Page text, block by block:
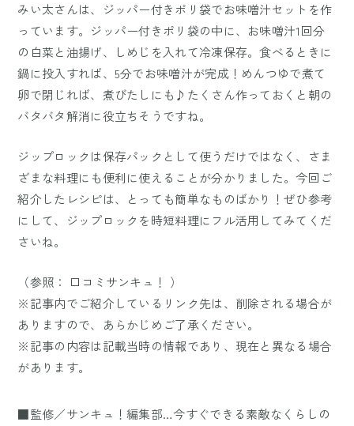
みい太さんは、ジッパー付きポリ袋でお味噌汁セットを作
っています。ジッパー付きポリ袋の中に、お味噌汁1回分
の白菜と油揚げ、しめじを入れて冷凍保存。食べるときに
鍋に投入すれば、5分でお味噌汁が完成！めんつゆで煮て
卵で閉じれば、煮びたしにも♪たくさん作っておくと朝の
バタバタ解消に役立ちそうですね。
ジップロックは保存パックとして使うだけではなく、さま
ざまな料理にも便利に使えることが分かりました。今回ご
紹介したレシピは、とっても簡単なものばかり！ぜひ参考
にして、ジップロックを時短料理にフル活用してみてくだ
さいね。
（参照： 口コミサンキュ！ ）
※記事内でご紹介しているリンク先は、削除される場合が
ありますので、あらかじめご了承ください。
※記事の内容は記載当時の情報であり、現在と異なる場合
があります。
■監修／サンキュ！編集部…今すぐできる素敵なくらしの